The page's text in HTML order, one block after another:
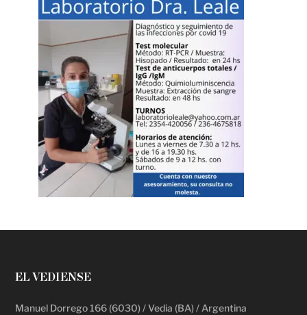
EL VEDIENSE
Manuel Dorrego 166 (6030) / Vedia (BA) / Argentina